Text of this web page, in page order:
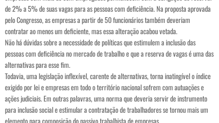
de 2% a 5% de suas vagas para as pessoas com deficiência. Na proposta aprovada
pelo Congresso, as empresas a partir de 50 funcionários também deveriam
contratar ao menos um deficiente, mas essa alteração acabou vetada.
Não há dúvidas sobre a necessidade de políticas que estimulem a inclusão das
pessoas com deficiência no mercado de trabalho e que a reserva de vagas é uma das
alternativas para esse fim.
Todavia, uma legislação inflexível, carente de alternativas, torna inatingível o índice
exigido por lei e empresas em todo o território nacional sofrem com autuações e
ações judiciais. Em outras palavras, uma norma que deveria servir de instrumento
para inclusão social e estimular a contratação de trabalhadores se tornou mais um
elemento para composição do passivo trabalhista de empresas.